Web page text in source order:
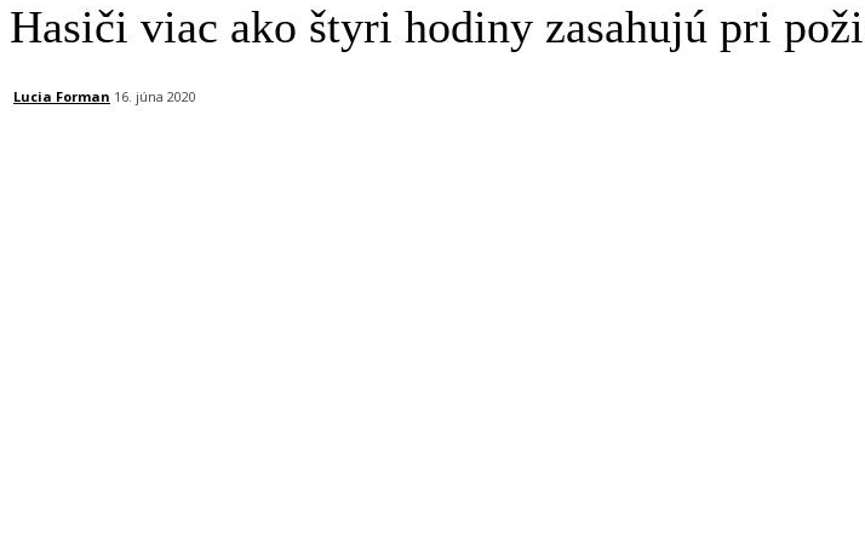
Hasiči viac ako štyri hodiny zasahujú pri
Lucia Forman 16. júna 2020